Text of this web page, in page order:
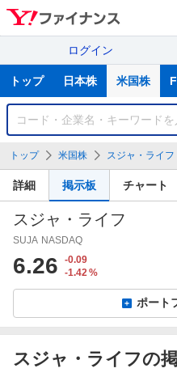
ログイン
サ
トップ 日本株 米国株
銘
検
索
トップ 米国株 スジャ・ライフ
詳細 掲示板 チャート
スジャ・ライフ
SUJA NASDAQ
6.26
-0.09
-1.42 %
ポート
スジャ・ライフの